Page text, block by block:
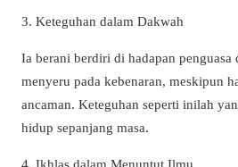
3. Keteguhan dalam Dakwah
Ia berani berdiri di hadapan penguasa
menyeru pada kebenaran, meskipun
ancaman. Keteguhan seperti inilah
hidup sepanjang masa.